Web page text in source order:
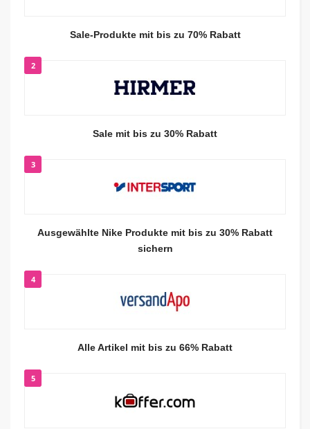
Sale-Produkte mit bis zu 70% Rabatt
2
Sale mit bis zu 30% Rabatt
3
Ausgewählte Nike Produkte mit bis zu 30% Rabatt
sichern
4
Alle Artikel mit bis zu 66% Rabatt
5